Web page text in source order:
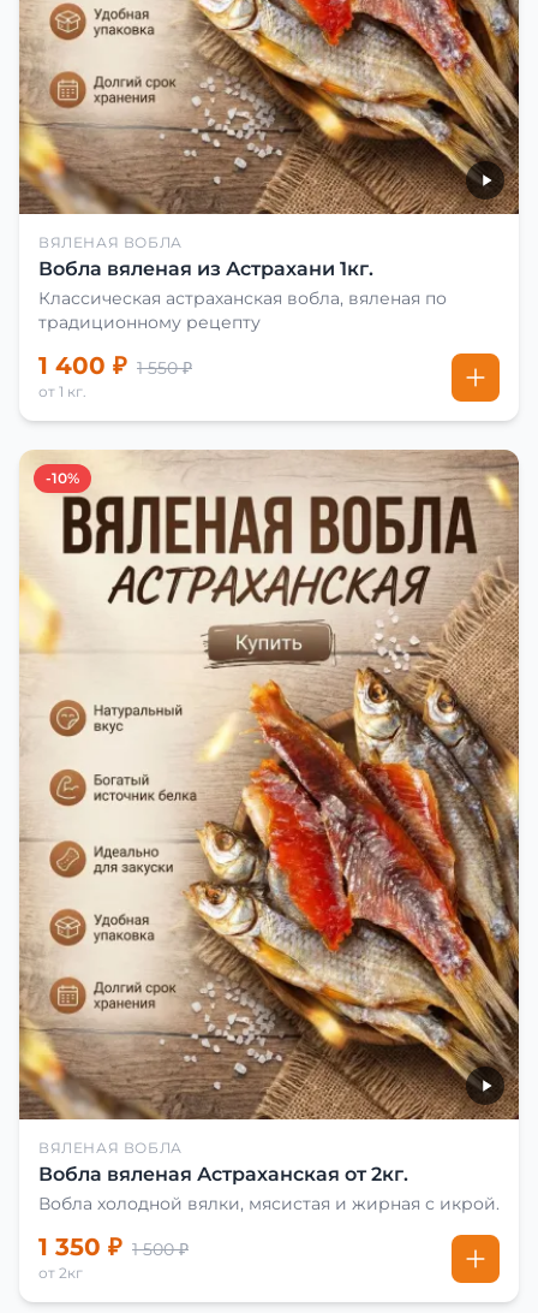
ВЯЛЕНАЯ ВОБЛА
Вобла вяленая из Астрахани 1кг.
Классическая астраханская вобла, вяленая по
традиционному рецепту
1 400 ₽ 1 550 ₽
от 1 кг.
-10%
ВЯЛЕНАЯ ВОБЛА
Вобла вяленая Астраханская от 2кг.
Вобла холодной вялки, мясистая и жирная с икрой.
1 350 ₽ 1 500 ₽
от 2кг